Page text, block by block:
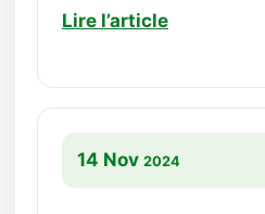
Lire l’article
14 Nov 2024